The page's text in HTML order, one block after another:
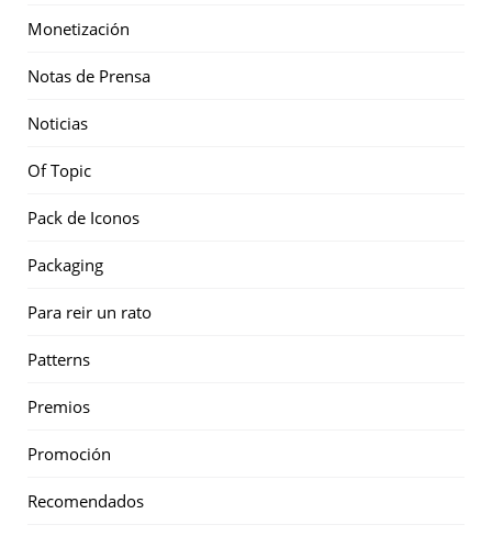
Monetización
Notas de Prensa
Noticias
Of Topic
Pack de Iconos
Packaging
Para reir un rato
Patterns
Premios
Promoción
Recomendados